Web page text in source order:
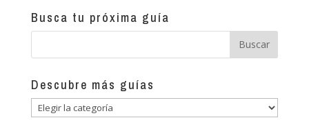
Busca tu próxima guía
Descubre más guías
Descubre
más